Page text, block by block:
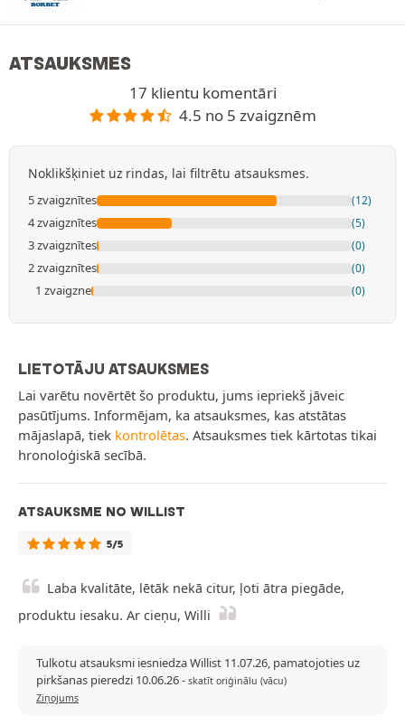
ATSAUKSMES
17 klientu komentāri
4.5 no 5 zvaigznēm
Noklikšķiniet uz rindas, lai filtrētu atsauksmes.
5 zvaigznītes (12)
4 zvaigznītes (5)
3 zvaigznītes (0)
2 zvaigznītes (0)
1 zvaigzne (0)
LIETOTĀJU ATSAUKSMES
Lai varētu novērtēt šo produktu, jums iepriekš jāveic
pasūtījums. Informējam, ka atsauksmes, kas atstātas
mājaslapā, tiek kontrolētas. Atsauksmes tiek kārtotas tikai
hronoloģiskā secībā.
ATSAUKSME NO WILLIST
5/5
Laba kvalitāte, lētāk nekā citur, ļoti ātra piegāde,
produktu iesaku. Ar cieņu, Willi
Tulkotu atsauksmi iesniedza Willist 11.07.26, pamatojoties uz
pirkšanas pieredzi 10.06.26- skatīt oriģinālu (vācu)
Ziņojums